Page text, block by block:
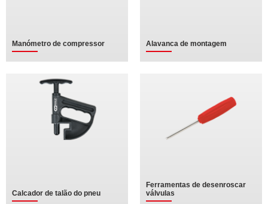
Manómetro de compressor Alavanca de montagem
Calcador de talão do pneu
Ferramentas de desenroscar
válvulas